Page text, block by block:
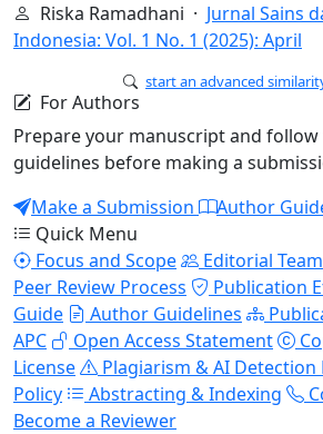
Riska Ramadhani · Jurnal Sains
Indonesia: Vol. 1 No. 1 (2025): April
start an advanced
For Authors
Prepare your manuscript and
guidelines before making a
Make a Submission
Author
Quick Menu
Focus and Scope
Editorial Team
Peer Review Process
Publication
Guide
Author Guidelines
APC
Open Access Statement
License
Plagiarism & AI Detection
Policy
Abstracting & Indexing
Become a Reviewer